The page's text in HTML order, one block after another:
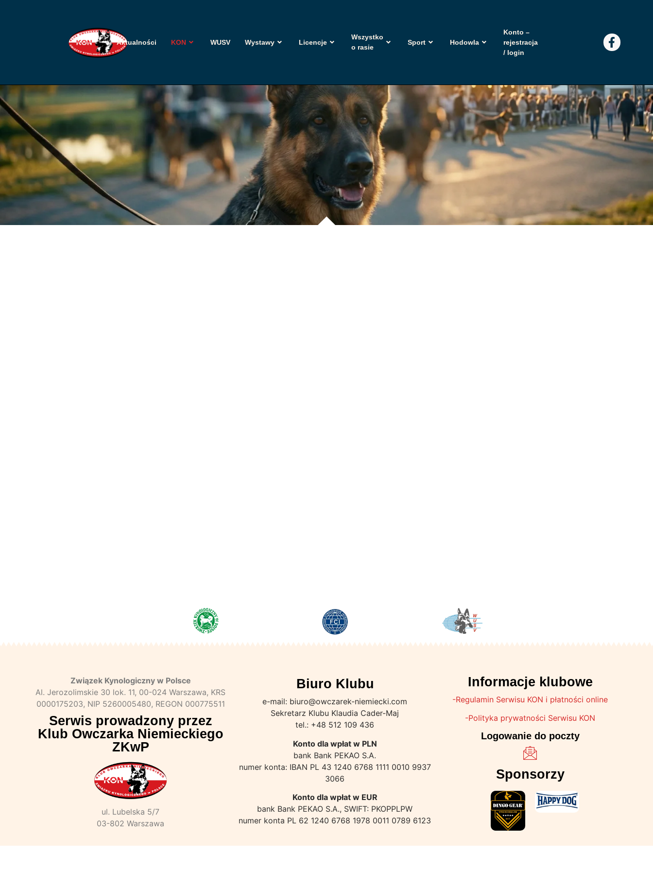
Aktualności KON WUSV Wystawy Licencje
Wszystko
o rasie
Sport Hodowla
Konto –
rejestracja
/ login
Związek Kynologiczny w Polsce
Al. Jerozolimskie 30 lok. 11, 00-024 Warszawa, KRS
0000175203, NIP 5260005480, REGON 000775511
Serwis prowadzony przez
Klub Owczarka Niemieckiego
ZKwP
ul. Lubelska 5/7
03-802 Warszawa
Biuro Klubu
e-mail: biuro@owczarek-niemiecki.com
Sekretarz Klubu Klaudia Cader-Maj
tel.: +48 512 109 436
Konto dla wpłat w PLN
bank Bank PEKAO S.A.
numer konta: IBAN PL 43 1240 6768 1111 0010 9937
3066
Konto dla wpłat w EUR
bank Bank PEKAO S.A., SWIFT: PKOPPLPW
numer konta PL 62 1240 6768 1978 0011 0789 6123
Informacje klubowe
-Regulamin Serwisu KON i płatności online
-Polityka prywatności Serwisu KON
Logowanie do poczty
Sponsorzy